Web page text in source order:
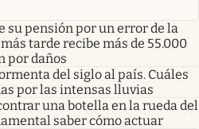
su pensión por un error de la
tarde recibe más de 55.000
por daños
del siglo al país. Cuáles
por las intensas lluvias
una botella en la rueda del
saber cómo actuar